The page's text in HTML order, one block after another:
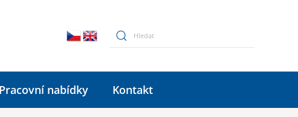
Pracovní nabídky Kontakt